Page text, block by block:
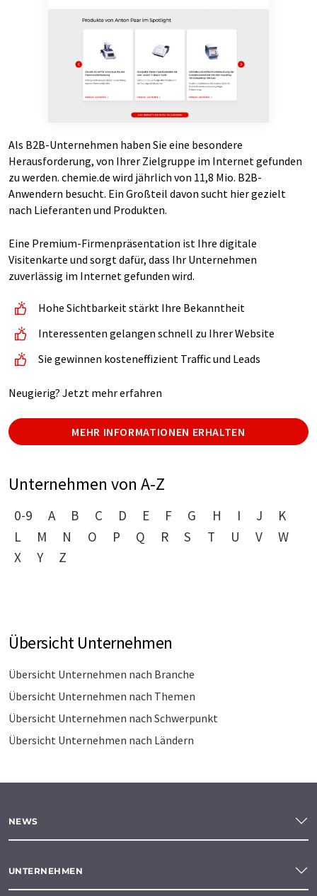
Als B2B-Unternehmen haben Sie eine besondere
Herausforderung, von Ihrer Zielgruppe im Internet gefunden
zu werden. chemie.de wird jährlich von 11,8 Mio. B2B-
Anwendern besucht. Ein Großteil davon sucht hier gezielt
nach Lieferanten und Produkten.
Eine Premium-Firmenpräsentation ist Ihre digitale
Visitenkarte und sorgt dafür, dass Ihr Unternehmen
zuverlässig im Internet gefunden wird.
Hohe Sichtbarkeit stärkt Ihre Bekanntheit
Interessenten gelangen schnell zu Ihrer Website
Sie gewinnen kosteneffizient Traffic und Leads
Neugierig? Jetzt mehr erfahren
MEHR INFORMATIONEN ERHALTEN
Unternehmen von A-Z
0-9 A B C D E F G H I J
K
L
M N O P Q R S T U V
W
X
Y Z
Übersicht Unternehmen
Übersicht Unternehmen nach Branche
Übersicht Unternehmen nach Themen
Übersicht Unternehmen nach Schwerpunkt
Übersicht Unternehmen nach Ländern
NEWS
UNTERNEHMEN